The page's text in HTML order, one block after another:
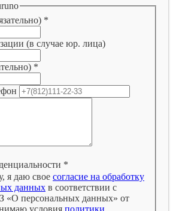
*
(в случае юр. лица)
*
*
я даю свое согласие на обработку
данных в соответствии с
«О персональных данных» от
условия политики